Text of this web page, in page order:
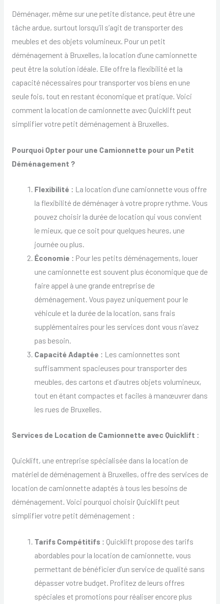
Déménager, même sur une petite distance, peut être une
tâche ardue, surtout lorsqu’il s’agit de transporter des
meubles et des objets volumineux. Pour un petit
déménagement à Bruxelles, la location d’une camionnette
peut être la solution idéale. Elle offre la flexibilité et la
capacité nécessaires pour transporter vos biens en une
seule fois, tout en restant économique et pratique. Voici
comment la location de camionnette avec Quicklift peut
simplifier votre petit déménagement à Bruxelles.
Pourquoi Opter pour une Camionnette pour un Petit
Déménagement ?
Flexibilité : La location d’une camionnette vous offre
la flexibilité de déménager à votre propre rythme. Vous
pouvez choisir la durée de location qui vous convient
le mieux, que ce soit pour quelques heures, une
journée ou plus.
Économie : Pour les petits déménagements, louer
une camionnette est souvent plus économique que de
faire appel à une grande entreprise de
déménagement. Vous payez uniquement pour le
véhicule et la durée de la location, sans frais
supplémentaires pour les services dont vous n’avez
pas besoin.
Capacité Adaptée : Les camionnettes sont
suffisamment spacieuses pour transporter des
meubles, des cartons et d’autres objets volumineux,
tout en étant compactes et faciles à manœuvrer dans
les rues de Bruxelles.
Services de Location de Camionnette avec Quicklift :
Quicklift, une entreprise spécialisée dans la location de
matériel de déménagement à Bruxelles, offre des services de
location de camionnette adaptés à tous les besoins de
déménagement. Voici pourquoi choisir Quicklift peut
simplifier votre petit déménagement :
Tarifs Compétitifs : Quicklift propose des tarifs
abordables pour la location de camionnette, vous
permettant de bénéficier d’un service de qualité sans
dépasser votre budget. Profitez de leurs offres
spéciales et promotions pour réaliser encore plus